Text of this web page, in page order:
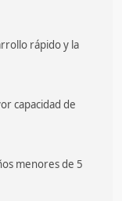
rápido y la
capacidad de
menores de 5